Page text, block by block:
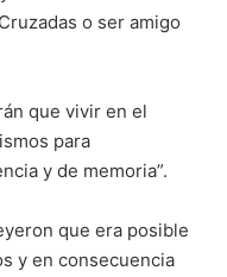
o ser amigo
que vivir en el
para
y de memoria”.
que era posible
y en consecuencia